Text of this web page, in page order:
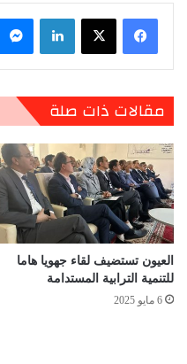
لينكدإن
مقالات ذات صلة
العيون تستضيف لقاء جهويا هاما
للتنمية الترابية المستدامة
6 مايو 2025